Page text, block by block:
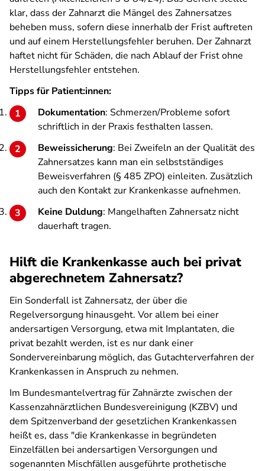
klar, dass der Zahnarzt die Mängel des Zahnersatzes
beheben muss, sofern diese innerhalb der Frist auftreten
und auf einem Herstellungsfehler beruhen. Der Zahnarzt
haftet nicht für Schäden, die nach Ablauf der Frist ohne
Herstellungsfehler entstehen.
Tipps für Patient:innen:
Dokumentation: Schmerzen/Probleme sofort
schriftlich in der Praxis festhalten lassen.
Beweissicherung: Bei Zweifeln an der Qualität des
Zahnersatzes kann man ein selbstständiges
Beweisverfahren (§ 485 ZPO) einleiten. Zusätzlich
auch den Kontakt zur Krankenkasse aufnehmen.
Keine Duldung: Mangelhaften Zahnersatz nicht
dauerhaft tragen.
Hilft die Krankenkasse auch bei privat
abgerechnetem Zahnersatz?
Ein Sonderfall ist Zahnersatz, der über die
Regelversorgung hinausgeht. Vor allem bei einer
andersartigen Versorgung, etwa mit Implantaten, die
privat bezahlt werden, ist es nur dank einer
Sondervereinbarung möglich, das Gutachterverfahren der
Krankenkassen in Anspruch zu nehmen.
Im Bundesmantelvertrag für Zahnärzte zwischen der
Kassenzahnärztlichen Bundesvereinigung (KZBV) und
dem Spitzenverband der gesetzlichen Krankenkassen
heißt es, dass "die Krankenkasse in begründeten
Einzelfällen bei andersartigen Versorgungen und
sogenannten Mischfällen ausgeführte prothetische